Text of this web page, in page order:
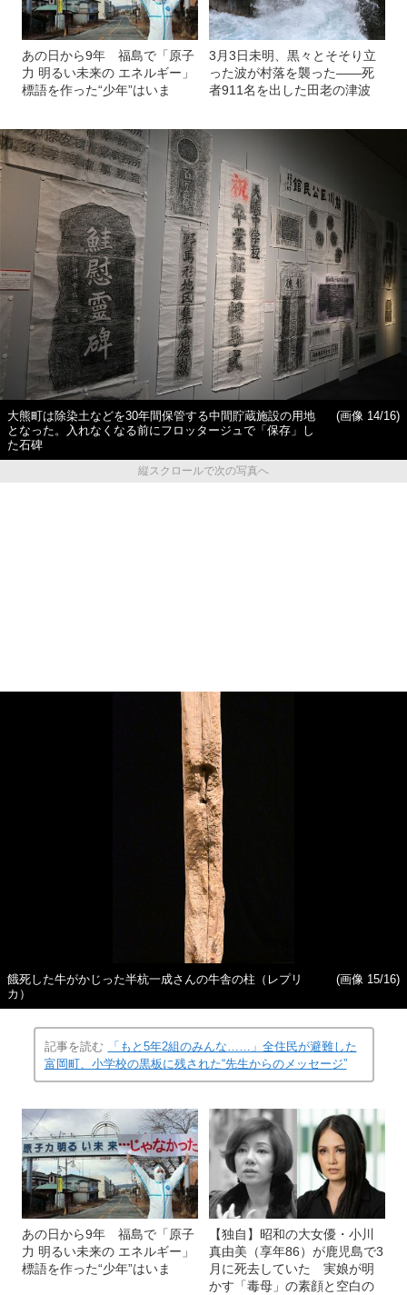
あの日から9年 福島で「原子
力 明るい未来の エネルギー」
標語を作った“少年”はいま
3月3日未明、黒々とそそり立
った波が村落を襲った――死
者911名を出した田老の津波
大熊町は除染土などを30年間保管する中間貯蔵施設の用地
となった。入れなくなる前にフロッタージュで「保存」し
た石碑
(画像 14/16)
縦スクロールで次の写真へ
餓死した牛がかじった半杭一成さんの牛舎の柱（レプリ
カ）
(画像 15/16)
記事を読む
「もと5年2組のみんな……」全住民が避難した
富岡町、小学校の黒板に残された“先生からのメッセージ”
あの日から9年 福島で「原子
力 明るい未来の エネルギー」
標語を作った“少年”はいま
【独自】昭和の大女優・小川
真由美（享年86）が鹿児島で3
月に死去していた 実娘が明
かす「毒母」の素顔と空白の